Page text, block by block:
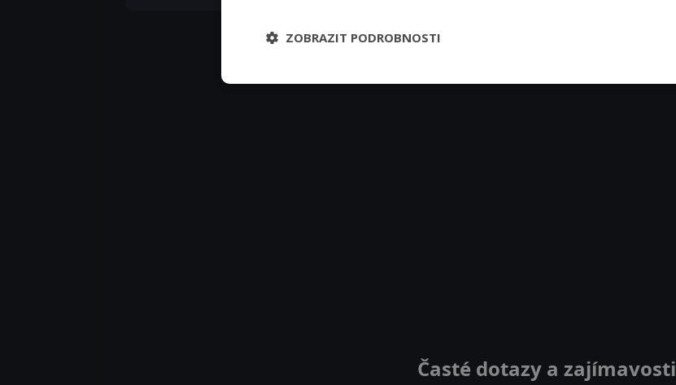
Časté dotazy a zajímavosti
ZOBRAZIT PODROBNOSTI